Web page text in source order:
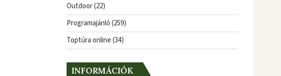
Outdoor(22)
Programajánló(259)
Toptúra online(34)
INFORMÁCIÓK